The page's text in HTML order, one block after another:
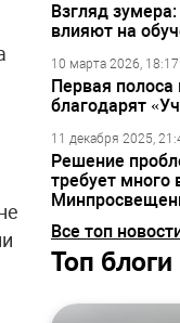
Взгляд
влияют на
10 марта 2026, 18:17
Первая полоса
благодарят
11 декабря 2025,
Решение
требует много
Все топ
Топ блоги